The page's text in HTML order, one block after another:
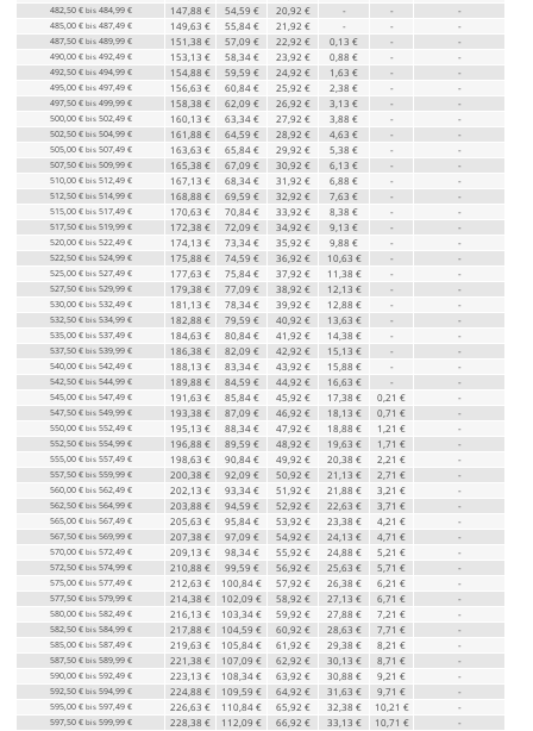
482,50 € bis 484,99 € 147,88 € 54,59 € 20,92 € - - -
485,00 € bis 487,49 € 149,63 € 55,84 € 21,92 € - - -
487,50 € bis 489,99 € 151,38 € 57,09 € 22,92 € 0,13 € - -
490,00 € bis 492,49 € 153,13 € 58,34 € 23,92 € 0,88 € - -
492,50 € bis 494,99 € 154,88 € 59,59 € 24,92 € 1,63 € - -
495,00 € bis 497,49 € 156,63 € 60,84 € 25,92 € 2,38 € - -
497,50 € bis 499,99 € 158,38 € 62,09 € 26,92 € 3,13 € - -
500,00 € bis 502,49 € 160,13 € 63,34 € 27,92 € 3,88 € - -
502,50 € bis 504,99 € 161,88 € 64,59 € 28,92 € 4,63 € - -
505,00 € bis 507,49 € 163,63 € 65,84 € 29,92 € 5,38 € - -
507,50 € bis 509,99 € 165,38 € 67,09 € 30,92 € 6,13 € - -
510,00 € bis 512,49 € 167,13 € 68,34 € 31,92 € 6,88 € - -
512,50 € bis 514,99 € 168,88 € 69,59 € 32,92 € 7,63 € - -
515,00 € bis 517,49 € 170,63 € 70,84 € 33,92 € 8,38 € - -
517,50 € bis 519,99 € 172,38 € 72,09 € 34,92 € 9,13 € - -
520,00 € bis 522,49 € 174,13 € 73,34 € 35,92 € 9,88 € - -
522,50 € bis 524,99 € 175,88 € 74,59 € 36,92 € 10,63 € - -
525,00 € bis 527,49 € 177,63 € 75,84 € 37,92 € 11,38 € - -
527,50 € bis 529,99 € 179,38 € 77,09 € 38,92 € 12,13 € - -
530,00 € bis 532,49 € 181,13 € 78,34 € 39,92 € 12,88 € - -
532,50 € bis 534,99 € 182,88 € 79,59 € 40,92 € 13,63 € - -
535,00 € bis 537,49 € 184,63 € 80,84 € 41,92 € 14,38 € - -
537,50 € bis 539,99 € 186,38 € 82,09 € 42,92 € 15,13 € - -
540,00 € bis 542,49 € 188,13 € 83,34 € 43,92 € 15,88 € - -
542,50 € bis 544,99 € 189,88 € 84,59 € 44,92 € 16,63 € - -
545,00 € bis 547,49 € 191,63 € 85,84 € 45,92 € 17,38 € 0,21 € -
547,50 € bis 549,99 € 193,38 € 87,09 € 46,92 € 18,13 € 0,71 € -
550,00 € bis 552,49 € 195,13 € 88,34 € 47,92 € 18,88 € 1,21 € -
552,50 € bis 554,99 € 196,88 € 89,59 € 48,92 € 19,63 € 1,71 € -
555,00 € bis 557,49 € 198,63 € 90,84 € 49,92 € 20,38 € 2,21 € -
557,50 € bis 559,99 € 200,38 € 92,09 € 50,92 € 21,13 € 2,71 € -
560,00 € bis 562,49 € 202,13 € 93,34 € 51,92 € 21,88 € 3,21 € -
562,50 € bis 564,99 € 203,88 € 94,59 € 52,92 € 22,63 € 3,71 € -
565,00 € bis 567,49 € 205,63 € 95,84 € 53,92 € 23,38 € 4,21 € -
567,50 € bis 569,99 € 207,38 € 97,09 € 54,92 € 24,13 € 4,71 € -
570,00 € bis 572,49 € 209,13 € 98,34 € 55,92 € 24,88 € 5,21 € -
572,50 € bis 574,99 € 210,88 € 99,59 € 56,92 € 25,63 € 5,71 € -
575,00 € bis 577,49 € 212,63 € 100,84 € 57,92 € 26,38 € 6,21 € -
577,50 € bis 579,99 € 214,38 € 102,09 € 58,92 € 27,13 € 6,71 € -
580,00 € bis 582,49 € 216,13 € 103,34 € 59,92 € 27,88 € 7,21 € -
582,50 € bis 584,99 € 217,88 € 104,59 € 60,92 € 28,63 € 7,71 € -
585,00 € bis 587,49 € 219,63 € 105,84 € 61,92 € 29,38 € 8,21 € -
587,50 € bis 589,99 € 221,38 € 107,09 € 62,92 € 30,13 € 8,71 € -
590,00 € bis 592,49 € 223,13 € 108,34 € 63,92 € 30,88 € 9,21 € -
592,50 € bis 594,99 € 224,88 € 109,59 € 64,92 € 31,63 € 9,71 € -
595,00 € bis 597,49 € 226,63 € 110,84 € 65,92 € 32,38 € 10,21 € -
597,50 € bis 599,99 € 228,38 € 112,09 € 66,92 € 33,13 € 10,71 € -